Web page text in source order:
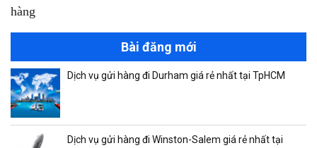
hàng
Bài đăng mới
Dịch vụ gửi hàng đi Durham giá rẻ nhất tại TpHCM
Dịch vụ gửi hàng đi Winston-Salem giá rẻ nhất tại